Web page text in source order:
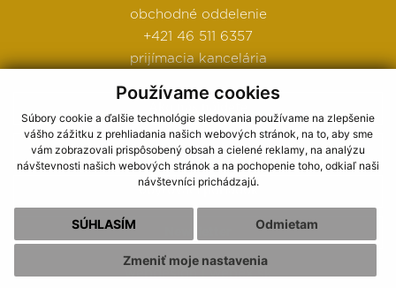
Používame cookies
Súbory cookie a ďalšie technológie sledovania používame na zlepšenie
vášho zážitku z prehliadania našich webových stránok, na to, aby sme
vám zobrazovali prispôsobený obsah a cielené reklamy, na analýzu
návštevnosti našich webových stránok a na pochopenie toho, odkiaľ naši
návštevníci prichádzajú.
SÚHLASÍM Odmietam
Zmeniť moje nastavenia
obchodné oddelenie
+421 46 511 6357
prijímacia kancelária
Obchodné podmienky
Ubytovací poriadok